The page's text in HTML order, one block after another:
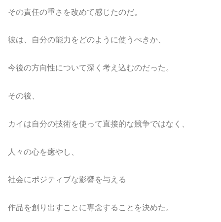
その責任の重さを改めて感じたのだ。
彼は、自分の能力をどのように使うべきか、
今後の方向性について深く考え込むのだった。
その後、
カイは自分の技術を使って直接的な競争ではなく、
人々の心を癒やし、
社会にポジティブな影響を与える
作品を創り出すことに専念することを決めた。